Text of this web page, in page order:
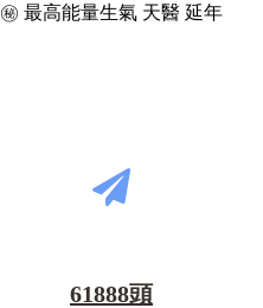
㊙️ 最高能量生氣 天醫 延年
61888頭